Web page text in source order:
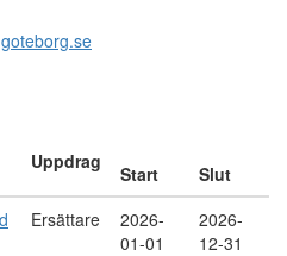
Uppdrag
Start
Slut
Ersättare
2026-
01-01
2026-
12-31